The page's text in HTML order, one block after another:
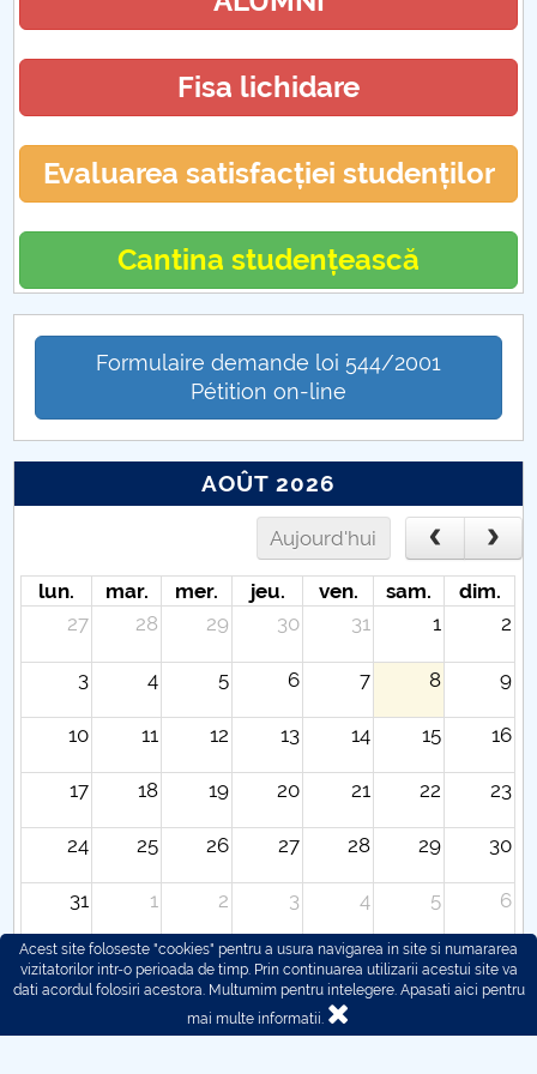
Fisa lichidare
Evaluarea satisfacției studenților
Cantina studențească
Formulaire demande loi 544/2001
Pétition on-line
AOÛT 2026
Aujourd'hui
lun. mar. mer. jeu. ven. sam.
dim.
27
28 29 30 31 1 2
3 4 5 6 7 8 9
10 11 12 13 14 15 16
17 18 19 20 21 22 23
24 25 26 27 28 29 30
31 1 2 3 4 5 6
Acest site foloseste "cookies" pentru a usura navigarea in site si numararea
vizitatorilor intr-o perioada de timp. Prin continuarea utilizarii acestui site va
dati acordul folosiri acestora. Multumim pentru intelegere. Apasati aici pentru
mai multe informatii.